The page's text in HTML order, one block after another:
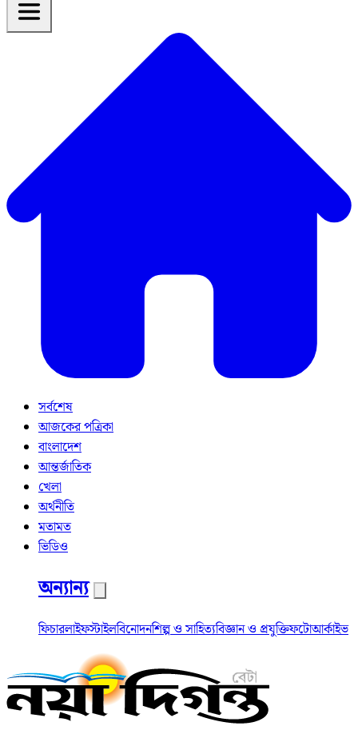
সর্বশেষ
আজকের পত্রিকা
বাংলাদেশ
আন্তর্জাতিক
খেলা
অর্থনীতি
মতামত
ভিডিও
অন্যান্য
ফিচারলাইফস্টাইলবিনোদনশিল্প ও সাহিত্যবিজ্ঞান ও প্রযুক্তিফটোআর্কাইভ